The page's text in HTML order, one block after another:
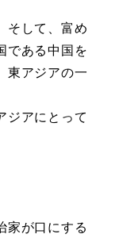
そして、富め
である中国を
東アジアの一
ジアにとって
家が口にする